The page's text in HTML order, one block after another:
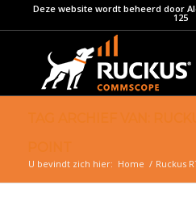
Deze website wordt beheerd door
125
U bevindt zich hier: Home / Ruckus